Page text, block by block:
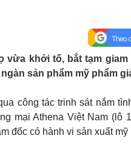
Thể
Lịch thi
Thế giới
Hậu
Văn hóa
Sân
vừa khởi tố, bắt tạm
sản phẩm mỹ phẩm
công tác trinh sát nắm
mại Athena Việt Nam
đốc có hành vi sản xuất mỹ